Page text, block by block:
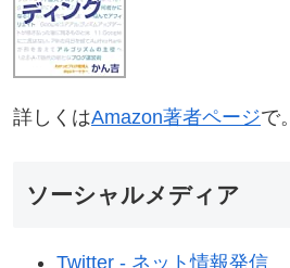
詳しくはAmazon著者ページで。
ソーシャルメディア
Twitter - ネット情報発信